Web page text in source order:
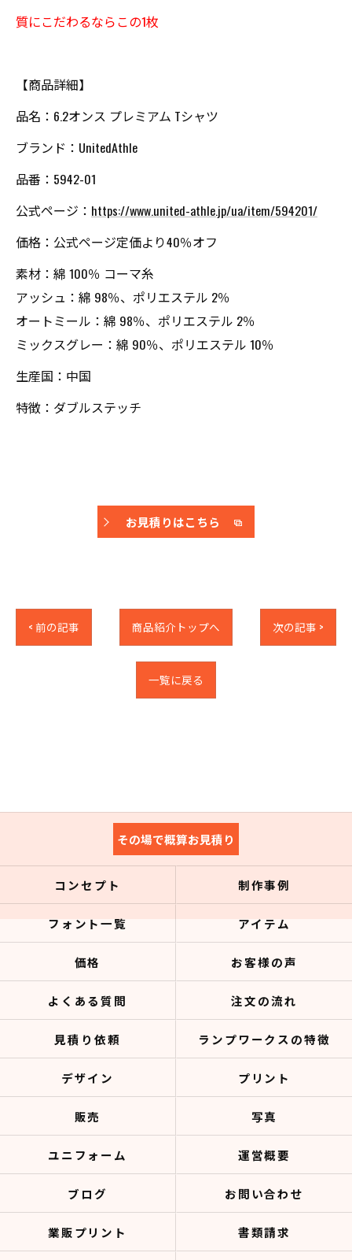
質にこだわるならこの1枚
【商品詳細】
品名：6.2オンス プレミアム Tシャツ
ブランド：UnitedAthle
品番：5942-01
公式ページ： https://www.united-athle.jp/ua/item/594201/
価格：公式ページ定価より40％オフ
素材：綿 100％ コーマ糸
アッシュ：綿 98％、ポリエステル 2％
オートミール：綿 98％、ポリエステル 2％
ミックスグレー：綿 90％、ポリエステル 10％
生産国：中国
特徴：ダブルステッチ
お見積りはこちら
< 前の記事 商品紹介トップへ 次の記事 >
一覧に戻る
その場で概算お見積り
コンセプト 制作事例
フォント一覧 アイテム
価格 お客様の声
よくある質問 注文の流れ
見積り依頼 ランプワークスの特徴
デザイン プリント
販売 写真
ユニフォーム 運営概要
ブログ お問い合わせ
業販プリント 書類請求